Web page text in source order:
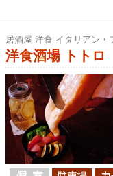
居酒屋 洋食 イタリアン・
洋食酒場 トトロ